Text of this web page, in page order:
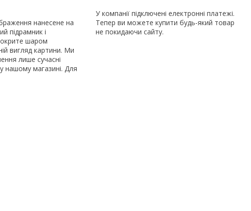
нанесене на
підрамник і
шаром
вигляд картини. Ми
лише сучасні
нашому магазині. Для
У компанії підключені електронні платежі.
Тепер ви можете купити будь-який товар
не покидаючи сайту.